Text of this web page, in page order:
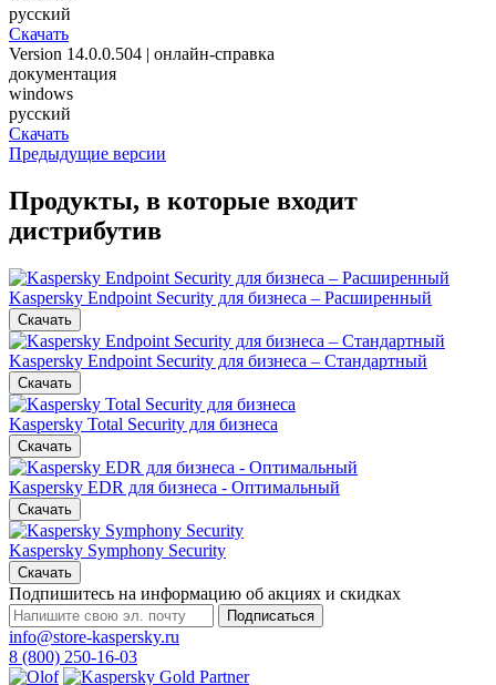
русский
Скачать
Version 14.0.0.504 | онлайн-справка
документация
windows
русский
Скачать
Предыдущие версии
Продукты, в которые входит
дистрибутив
Kaspersky Endpoint Security для бизнеса – Расширенный
Скачать
Kaspersky Endpoint Security для бизнеса – Стандартный
Скачать
Kaspersky Total Security для бизнеса
Скачать
Kaspersky EDR для бизнеса - Оптимальный
Скачать
Kaspersky Symphony Security
Скачать
Подпишитесь на информацию об акциях и скидках
Подписаться
info@store-kaspersky.ru
8 (800) 250-16-03